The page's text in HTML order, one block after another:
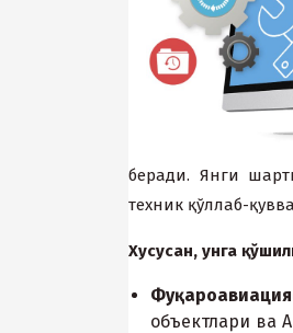
беради. Янги
теxник қўллаб-
Xусусан, унга қ
Фуқароавиац
объектлари ва